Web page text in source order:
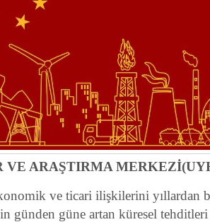
VE ARAŞTIRMA
ve ticari ilişkilerini yıllardan
günden güne artan küresel